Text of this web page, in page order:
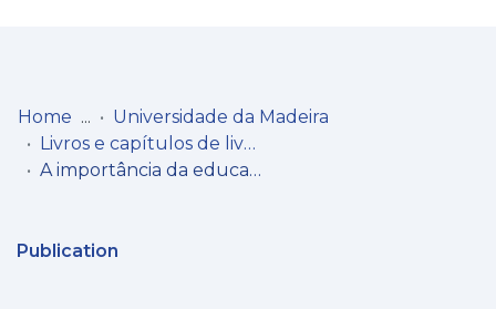
Communities
Home
Universidade da Madeira
Livros e capítulos de livros
A importância da educação física no imaginário social: estudo exploratório com alunos, professores e encarregados de educação
Publication